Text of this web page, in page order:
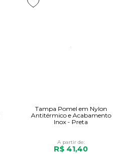
Tampa Pomel em Nylon
Antitérmico e Acabamento
Inox - Preta
A partir de:
R$ 41,40